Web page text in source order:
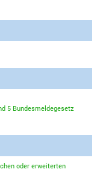
5 Bundesmeldegesetz
oder erweiterten